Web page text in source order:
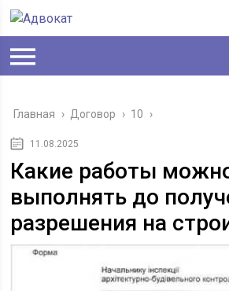
Главная › Договор › 10 ›
11.08.2025
Какие работы
выполнять до
разрешения на